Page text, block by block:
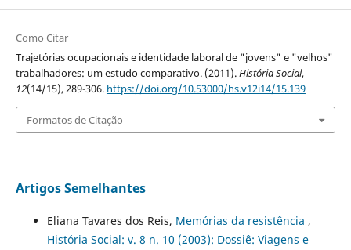
Como Citar
Trajetórias ocupacionais e identidade laboral de "jovens" e "velhos"
trabalhadores: um estudo comparativo. (2011).História Social,
12(14/15), 289-306. https://doi.org/10.53000/hs.v12i14/15.139
Formatos de Citação
Artigos Semelhantes
Eliana Tavares dos Reis, Memórias da resistência ,
História Social: v. 8 n. 10 (2003): Dossiê: Viagens e